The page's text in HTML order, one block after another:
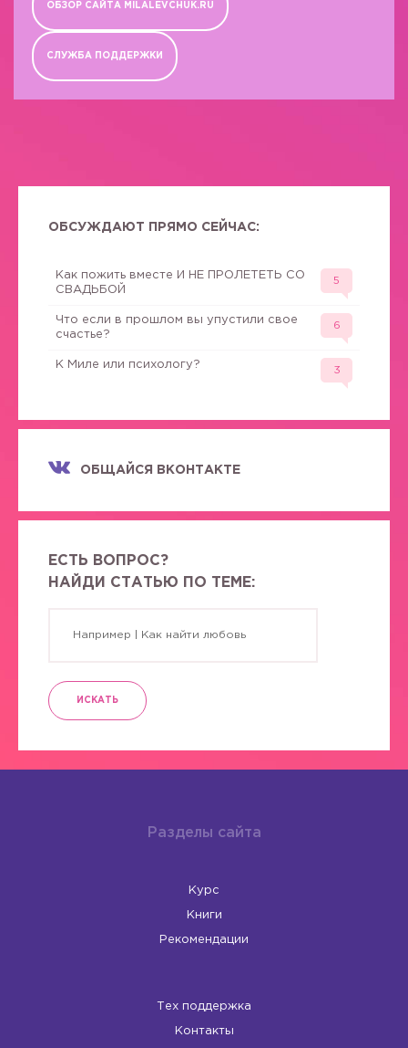
ОБЗОР САЙТА MILALEVCHUK.RU
СЛУЖБА ПОДДЕРЖКИ
ОБСУЖДАЮТ ПРЯМО СЕЙЧАС:
Как пожить вместе И НЕ ПРОЛЕТЕТЬ СО
СВАДЬБОЙ
5
Что если в прошлом вы упустили свое
счастье?
6
К Миле или психологу?
3
ОБЩАЙСЯ ВКОНТАКТЕ
ЕСТЬ ВОПРОС?
НАЙДИ СТАТЬЮ ПО ТЕМЕ:
ИСКАТЬ
Разделы сайта
Курс
Книги
Рекомендации
Тех поддержка
Контакты